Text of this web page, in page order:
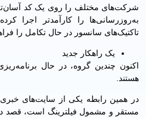
شرکت‌های مختلف را روی یک کد آسان‌تر
به‌روزرسانی‌ها را کارآمدتر اجرا
تاکتیک‌های سانسور در حال تکامل را
یک راهکار جدید
اکنون چندین گروه، در حال
هستند.
در همین رابطه یکی از سایت‌های خبری